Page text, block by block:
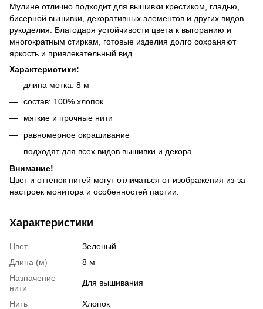
Мулине отлично подходит для вышивки крестиком, гладью,
бисерной вышивки, декоративных элементов и других видов
рукоделия. Благодаря устойчивости цвета к выгоранию и
многократным стиркам, готовые изделия долго сохраняют
яркость и привлекательный вид.
Характеристики:
длина мотка: 8 м
состав: 100% хлопок
мягкие и прочные нити
равномерное окрашивание
подходят для всех видов вышивки и декора
Внимание!
Цвет и оттенок нитей могут отличаться от изображения из-за
настроек монитора и особенностей партии.
Характеристики
Цвет
Зеленый
Длина (м)
8 м
Назначение
нити
Для вышивания
Нить Хлопок